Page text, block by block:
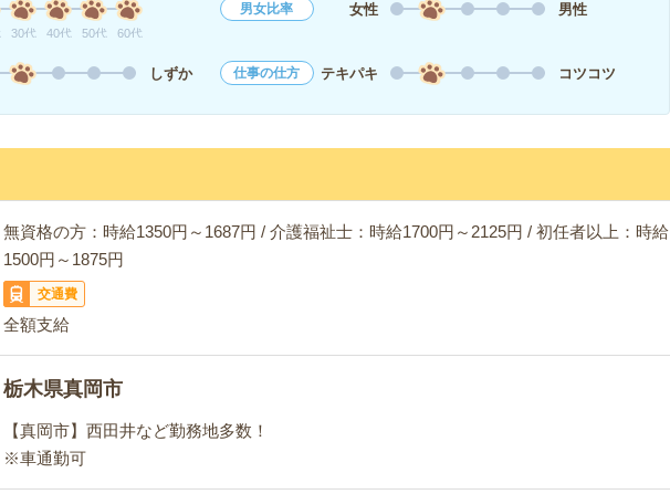
30代 40代 50代 60代
男女比率 女性 男性
しずか 仕事の仕方 テキパキ コツコツ
無資格の方：時給1350円～1687円 / 介護福祉士：時給1700円～2125円 / 初任者以上：時給
1500円～1875円
交通費
全額支給
栃木県真岡市
【真岡市】西田井など勤務地多数！
※車通勤可